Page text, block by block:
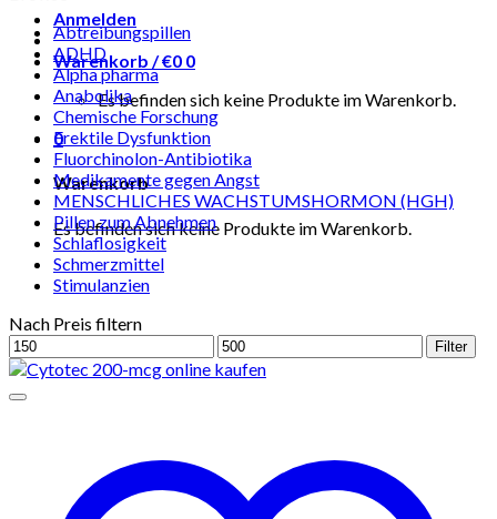
Anmelden
Warenkorb /€0 0
Es befinden sich keine Produkte im Warenkorb.
0
Warenkorb
Es befinden sich keine Produkte im Warenkorb.
Abtreibungspillen
ADHD
Alpha pharma
Anabolika
Chemische Forschung
Erektile Dysfunktion
Fluorchinolon-Antibiotika
Medikamente gegen Angst
MENSCHLICHES WACHSTUMSHORMON (HGH)
Pillen zum Abnehmen
Schlaflosigkeit
Schmerzmittel
Stimulanzien
Nach Preis filtern
Min.
Preis
Max.
Preis
Filter